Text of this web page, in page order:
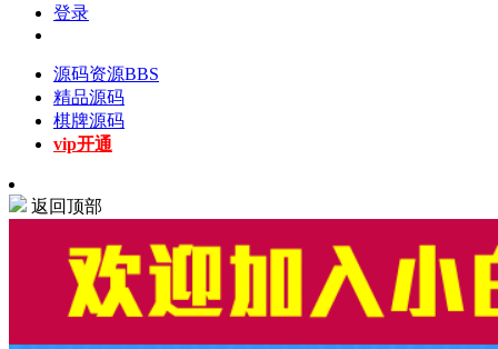
登录
源码资源BBS
精品源码
棋牌源码
vip开通
返回顶部